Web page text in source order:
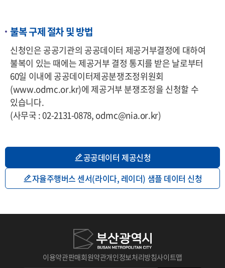
불복 구제 절차 및 방법
신청인은 공공기관의 공공데이터 제공거부결정에 대하여
불복이 있는 때에는 제공거부 결정 통지를 받은 날로부터
60일 이내에 공공데이터제공분쟁조정위원회
(www.odmc.or.kr)에 제공거부 분쟁조정을 신청할 수
있습니다.
(사무국 : 02-2131-0878, odmc@nia.or.kr)
공공데이터 제공신청
자율주행버스 센서(라이다, 레이더) 샘플 데이터 신청
이용약관판매회원약관개인정보처리방침사이트맵